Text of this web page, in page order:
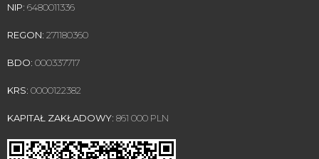
NIP: 6480011336
REGON: 271180360
BDO: 000337717
KRS: 0000122382
KAPITAŁ ZAKŁADOWY: 861 000 PLN